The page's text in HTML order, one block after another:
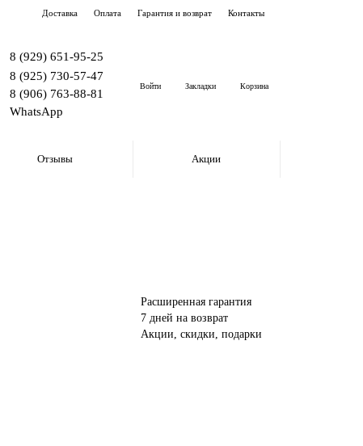
Доставка Оплата Гарантия и возврат Контакты
8 (929) 651-95-25
8 (925) 730-57-47
8 (906) 763-88-81
WhatsApp
Войти Закладки Корзина
Отзывы Акции
Расширенная гарантия
7 дней на возврат
Акции, скидки, подарки